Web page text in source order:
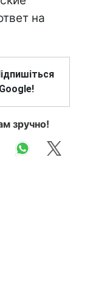
на
зручно!